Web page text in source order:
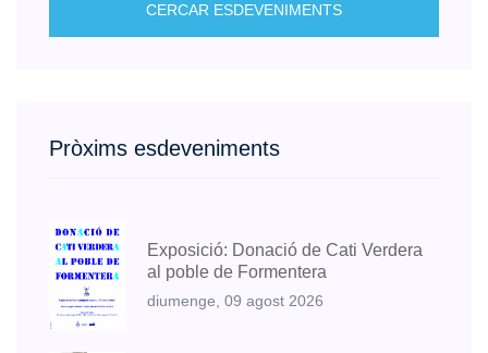
CERCAR ESDEVENIMENTS
Pròxims esdeveniments
Exposició: Donació de Cati Verdera
al poble de Formentera
diumenge, 09 agost 2026